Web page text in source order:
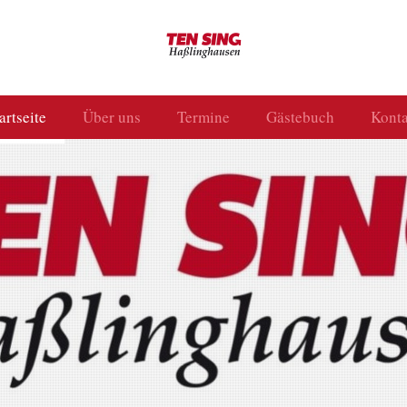
Über uns Termine Gästebuch